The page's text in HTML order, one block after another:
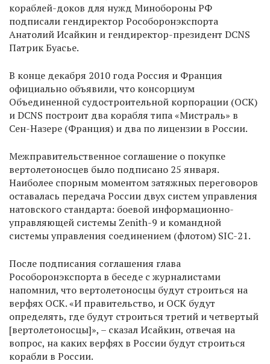
кораблей-доков для нужд Минобороны РФ
подписали гендиректор Рособоронэкспорта
Анатолий Исайкин и гендиректор-президент DCNS
Патрик Буасье.
В конце декабря 2010 года Россия и Франция
официально объявили, что консорциум
Объединенной судостроительной корпорации (ОСК)
и DCNS построит два корабля типа «Мистраль» в
Сен-Назере (Франция) и два по лицензии в России.
Межправительственное соглашение о покупке
вертолетоносцев было подписано 25 января.
Наиболее спорным моментом затяжных переговоров
оставалась передача России двух систем управления
натовского стандарта: боевой информационно-
управляющей системы Zenith-9 и командной
системы управления соединением (флотом) SIC-21.
После подписания соглашения глава
Рособоронэкспорта в беседе с журналистами
напомнил, что вертолетоносцы будут строиться на
верфях ОСК. «И правительство, и ОСК будут
определять, где будут строиться третий и четвертый
[вертолетоносцы]», – сказал Исайкин, отвечая на
вопрос, на каких верфях в России будут строиться
корабли в России.